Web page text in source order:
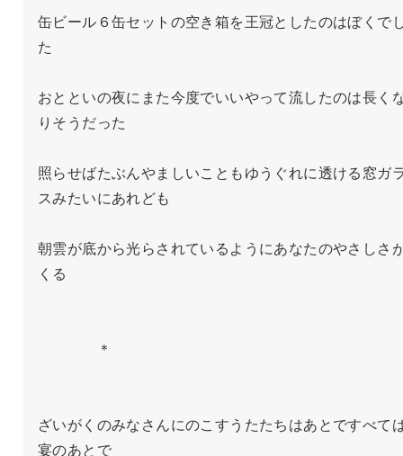
缶ビール６缶セットの空き箱を王冠としたのはぼくで
た
おとといの夜にまた今度でいいやって流したのは長く
りそうだった
照らせばたぶんやましいこともゆうぐれに透ける窓ガ
スみたいにあれども
朝雲が底から光らされているようにあなたのやさしさ
くる
＊
ざいがくのみなさんにのこすうたたちはあとですべて
宴のあとで